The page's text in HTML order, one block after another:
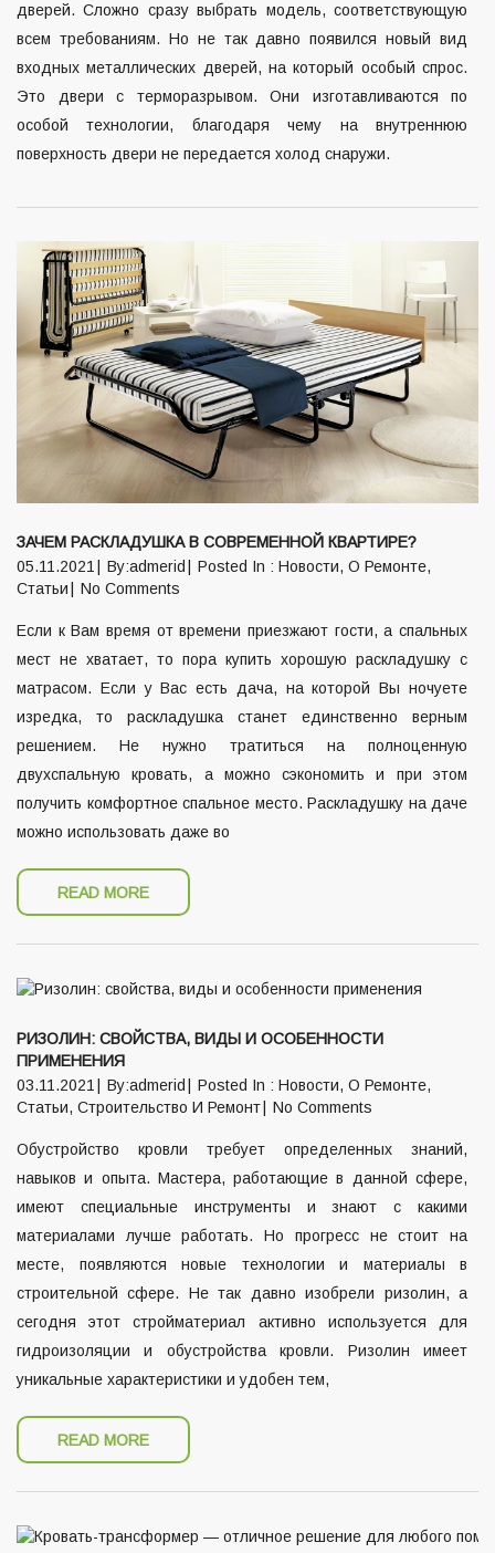
дверей. Сложно сразу выбрать модель, соответствующую
всем требованиям. Но не так давно появился новый вид
входных металлических дверей, на который особый спрос.
Это двери с терморазрывом. Они изготавливаются по
особой технологии, благодаря чему на внутреннюю
поверхность двери не передается холод снаружи.
ЗАЧЕМ РАСКЛАДУШКА В СОВРЕМЕННОЙ КВАРТИРЕ?
05.11.2021
By:admerid Posted In : Новости, О Ремонте,
Статьи
No Comments
Если к Вам время от времени приезжают гости, а спальных
мест не хватает, то пора купить хорошую раскладушку с
матрасом. Если у Вас есть дача, на которой Вы ночуете
изредка, то раскладушка станет единственно верным
решением. Не нужно тратиться на полноценную
двухспальную кровать, а можно сэкономить и при этом
получить комфортное спальное место. Раскладушку на даче
можно использовать даже во
READ MORE
РИЗОЛИН: СВОЙСТВА, ВИДЫ И ОСОБЕННОСТИ
ПРИМЕНЕНИЯ
03.11.2021
By:admerid Posted In : Новости, О Ремонте,
Статьи, Строительство И Ремонт No Comments
Обустройство кровли требует определенных знаний,
навыков и опыта. Мастера, работающие в данной сфере,
имеют специальные инструменты и знают с какими
материалами лучше работать. Но прогресс не стоит на
месте, появляются новые технологии и материалы в
строительной сфере. Не так давно изобрели ризолин, а
сегодня этот стройматериал активно используется для
гидроизоляции и обустройства кровли. Ризолин имеет
уникальные характеристики и удобен тем,
READ MORE